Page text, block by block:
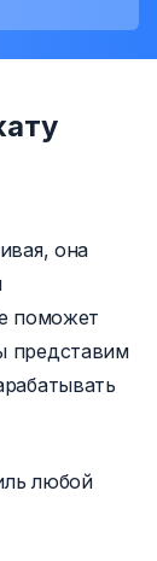
она
поможет
представим
любой